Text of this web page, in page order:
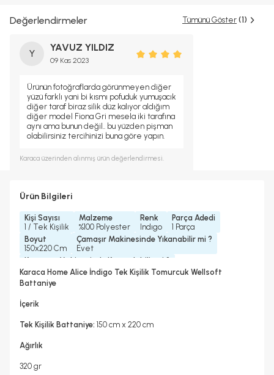
Değerlendirmeler Tümünü Göster (1)
Y
YAVUZ YILDIZ
09 Kas 2023
Ürünün fotoğraflarda görünmeyen diğer
yüzü farklı yani bi kısmı pofuduk yumuşacık
diğer taraf biraz silik düz kalıyor aldığım
diğer model Fiona Gri mesela iki tarafına
aynı ama bunun değil.. bu yüzden pişman
olabilirsiniz tercihinizi buna göre yapın.
Karaca üzerinden alınmış ürün değerlendirmesi.
Ürün Bilgileri
Kişi Sayısı
1 / Tek Kişilik
Malzeme
%100 Polyester
Renk
Indıgo
Parça Adedi
1 Parça
Boyut
150x220 Cm
Çamaşır Makinesinde Yıkanabilir mi ?
Evet
Kurutma Makinesinde Kurutulabilir mi ?
Hayır
Kuru Temizleme Yapılabilir
Karaca Home Alice İndigo Tek Kişilik Tomurcuk Wellsoft
Battaniye
İçerik
Tek Kişilik Battaniye: 150 cm x 220 cm
Ağırlık
320 gr